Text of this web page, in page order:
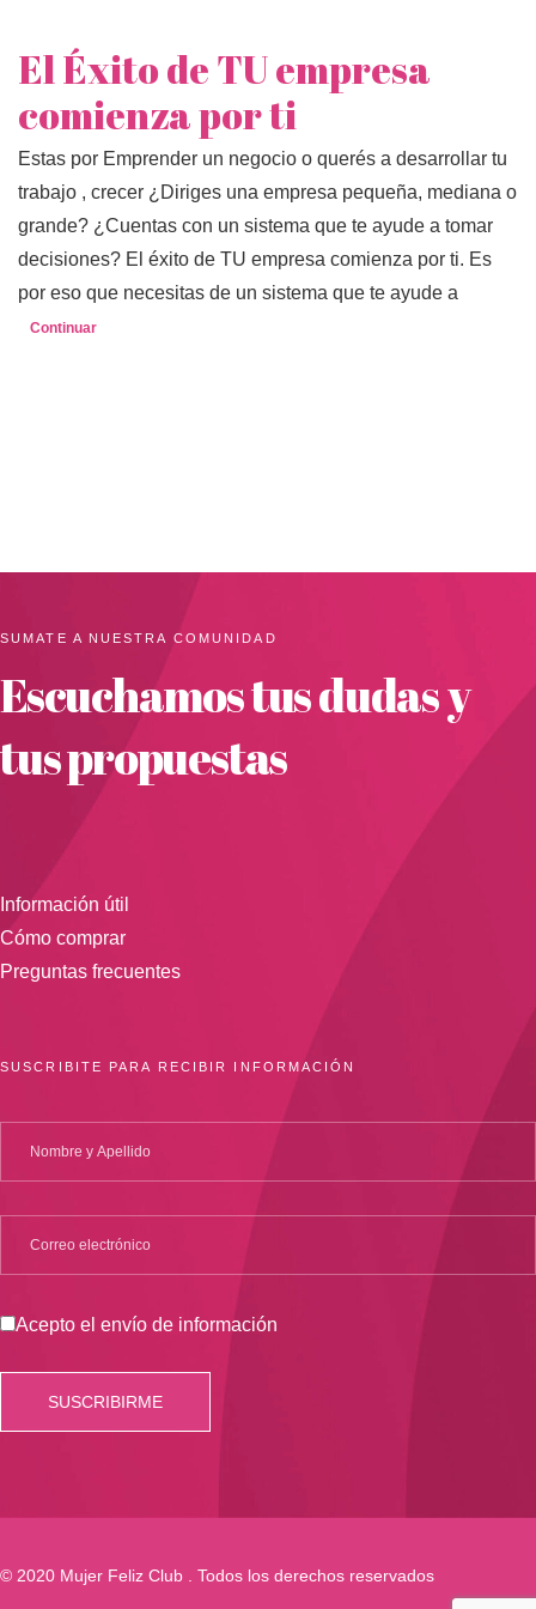
El Éxito de TU empresa
comienza por ti
Estas por Emprender un negocio o querés a desarrollar tu
trabajo , crecer ¿Diriges una empresa pequeña, mediana o
grande? ¿Cuentas con un sistema que te ayude a tomar
decisiones? El éxito de TU empresa comienza por ti. Es
por eso que necesitas de un sistema que te ayude a
Continuar
SUMATE A NUESTRA COMUNIDAD
Escuchamos tus dudas y
tus propuestas
Información útil
Cómo comprar
Preguntas frecuentes
SUSCRIBITE PARA RECIBIR INFORMACIÓN
Acepto el envío de información
© 2020 Mujer Feliz Club . Todos los derechos reservados